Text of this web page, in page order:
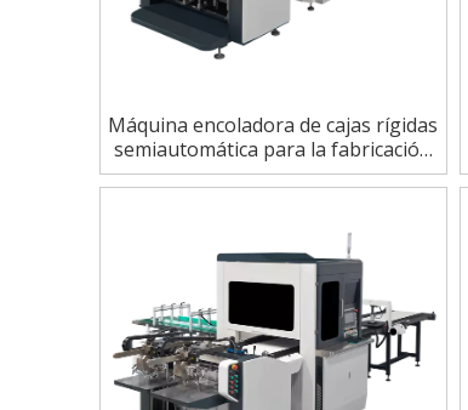
Máquina encoladora de cajas rígidas
semiautomática para la fabricación
de cubiertas de libros y cajas